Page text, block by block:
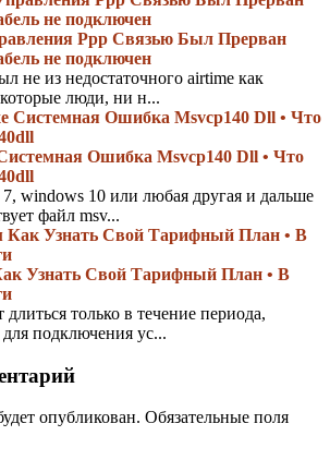
Ppp Связью Был Прерван
не подключен
не из недостаточного airtime как
люди, ни н...
Ошибка Msvcp140 Dll • Что
windows 10 или любая другая и дальше
файл msv...
Узнать Свой Тарифный План • В
только в течение периода,
подключения ус...
опубликован. Обязательные поля